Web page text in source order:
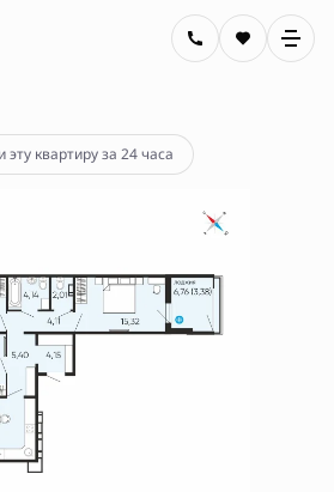
12 100 001 руб.
эту квартиру за 24 часа